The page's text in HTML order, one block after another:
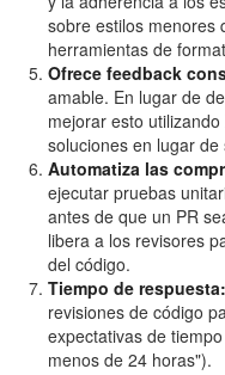
sobre estilos menores
herramientas de
Ofrece feedback
amable. En lugar de
mejorar esto
soluciones en lugar
Automatiza las
ejecutar pruebas
antes de que un PR
libera a los revisores
del código.
Tiempo de respuesta:
revisiones de código
expectativas de
menos de 24 horas").